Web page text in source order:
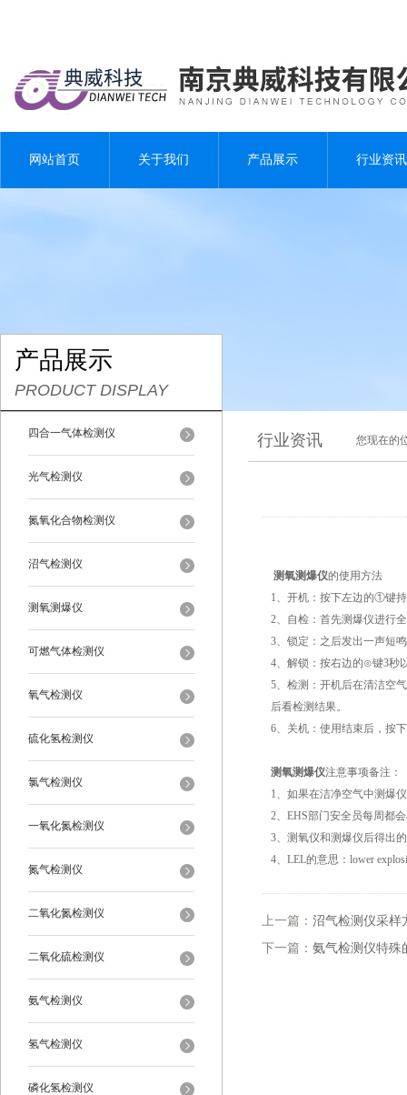
网站首页 关于我们 产品展示 行业资讯
产品展示
PRODUCT DISPLAY
四合一气体检测仪
光气检测仪
氮氧化合物检测仪
沼气检测仪
测氧测爆仪
可燃气体检测仪
氧气检测仪
硫化氢检测仪
氯气检测仪
一氧化氮检测仪
氮气检测仪
二氧化氮检测仪
二氧化硫检测仪
氨气检测仪
氢气检测仪
磷化氢检测仪
行业资讯 您现在的
测氧测爆仪的使用方法
1、开机：按下左边的①键
2、自检：首先测爆仪进行
3、锁定：之后发出一声短
4、解锁：按右边的⊙键3秒
5、检测：开机后在清洁空
后看检测结果。
6、关机：使用结束后，按
测氧测爆仪注意事项备注
1、如果在洁净空气中测爆
2、EHS部门安全员每周都
3、测氧仪和测爆仪后得出
4、LEL的意思：lower
上一篇： 沼气检测仪采样
下一篇： 氨气检测仪特殊